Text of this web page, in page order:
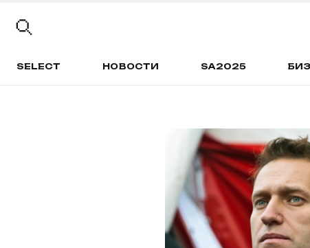
SELECT НОВОСТИ SA2025